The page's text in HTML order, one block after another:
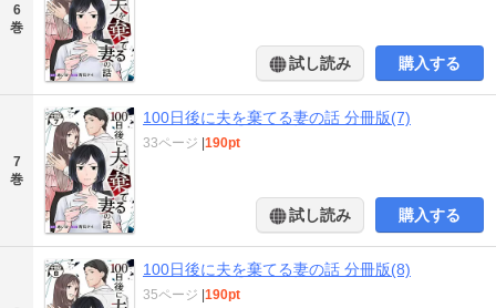
6
巻
試し読み 購入する
7
巻
100日後に夫を棄てる妻の話 分冊版(7)
33ページ |190pt
試し読み 購入する
100日後に夫を棄てる妻の話 分冊版(8)
35ページ |190pt